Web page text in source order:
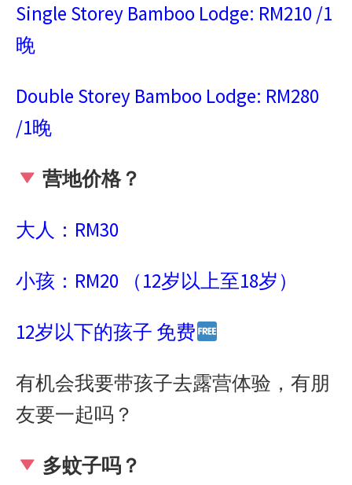
Single Storey Bamboo Lodge: RM210 /1
晚
Double Storey Bamboo Lodge: RM280
/1晚
营地价格？
大人： RM30
小孩： RM20 （12岁以上至18岁）
12岁以下的孩子 免费
有机会我要带孩子去露营体验，有朋
友要一起吗？
多蚊子吗？